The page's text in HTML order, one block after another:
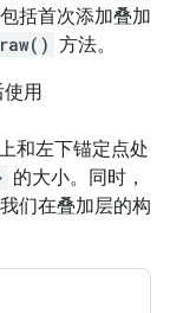
括首次添加叠加
方法。
用
和左下锚定点处
的大小。同时，
们在叠加层的构